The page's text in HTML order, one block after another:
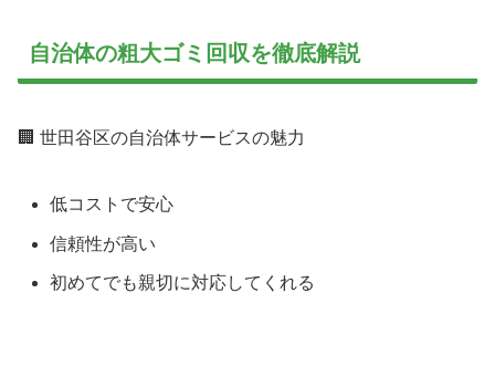
自治体の粗大ゴミ回収を徹底解説
🏢 世田谷区の自治体サービスの魅力
低コストで安心
信頼性が高い
初めてでも親切に対応してくれる